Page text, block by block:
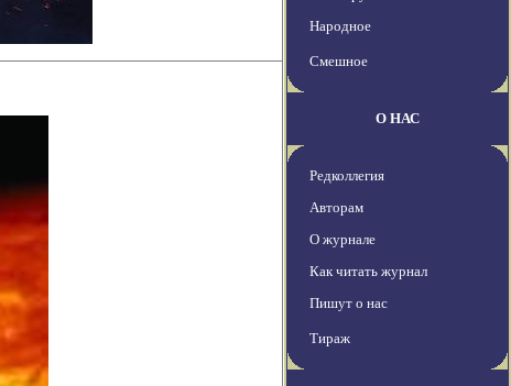
Народное
Смешное
О НАС
Редколлегия
Авторам
О журнале
Как читать журнал
Пишут о нас
Тираж